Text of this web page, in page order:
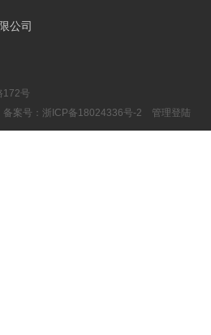
公司
172号
案号： 浙ICP备18024336号-2 管理登陆